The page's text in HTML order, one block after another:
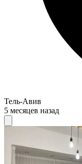
Тель-Авив
5 месяцев назад